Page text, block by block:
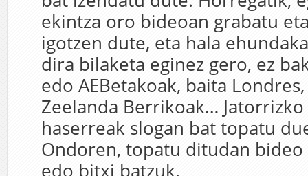
ekintza oro bideoan grabatu
igotzen dute, eta hala
dira bilaketa eginez gero, ez
edo AEBetakoak, baita
Zeelanda Berrikoak…
haserreak slogan bat topatu
Ondoren, topatu ditudan bideo
edo bitxi batzuk.